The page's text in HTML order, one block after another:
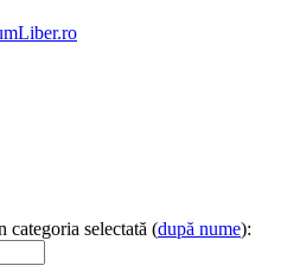
categoria selectată (după nume):